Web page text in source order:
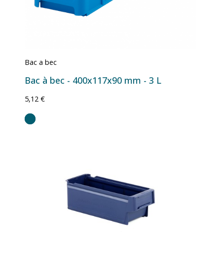
Bac a bec
Bac à bec - 400x117x90 mm - 3 L
5,12 €